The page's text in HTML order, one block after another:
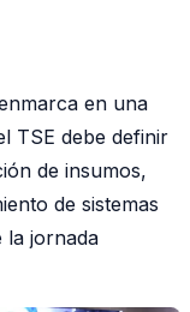
en una
TSE debe definir
de insumos,
de sistemas
la jornada